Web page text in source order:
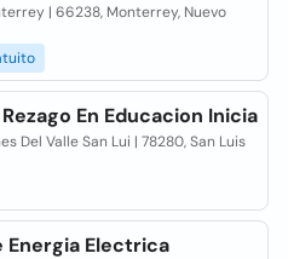
| 66238, Monterrey, Nuevo
En Educacion Inicia
Del Valle San Lui | 78280, San Luis
Energia Electrica